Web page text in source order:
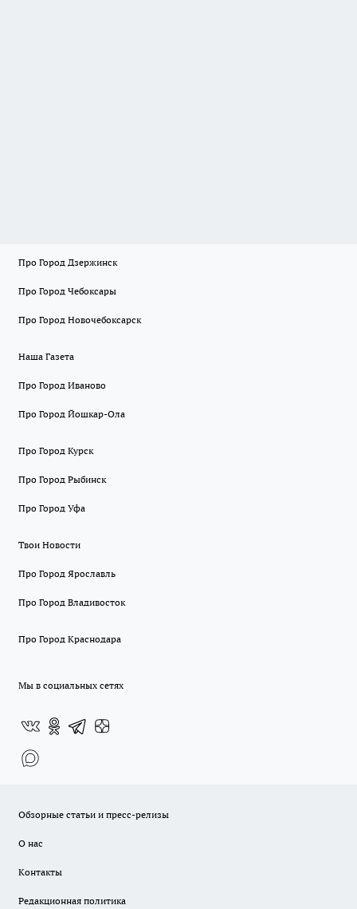
Про Город Дзержинск
Про Город Чебоксары
Про Город Новочебоксарск
Наша Газета
Про Город Иваново
Про Город Йошкар-Ола
Про Город Курск
Про Город Рыбинск
Про Город Уфа
Твои Новости
Про Город Ярославль
Про Город Владивосток
Про Город Краснодара
Мы в социальных сетях
Обзорные статьи и пресс-релизы
О нас
Контакты
Редакционная политика